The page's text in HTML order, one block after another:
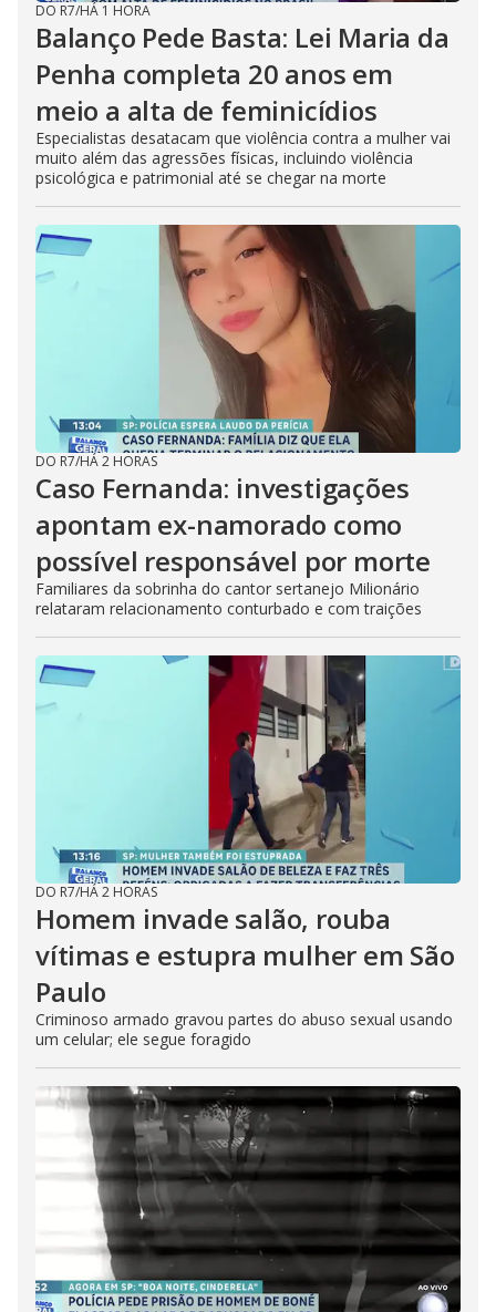
DO R7/HÁ 1 HORA
Balanço Pede Basta: Lei Maria da
Penha completa 20 anos em
meio a alta de feminicídios
Especialistas desatacam que violência contra a mulher vai
muito além das agressões físicas, incluindo violência
psicológica e patrimonial até se chegar na morte
DO R7/HÁ 2 HORAS
Caso Fernanda: investigações
apontam ex-namorado como
possível responsável por morte
Familiares da sobrinha do cantor sertanejo Milionário
relataram relacionamento conturbado e com traições
DO R7/HÁ 2 HORAS
Homem invade salão, rouba
vítimas e estupra mulher em São
Paulo
Criminoso armado gravou partes do abuso sexual usando
um celular; ele segue foragido